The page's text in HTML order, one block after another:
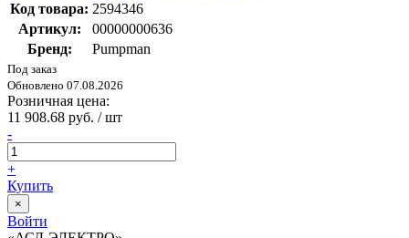
Код товара: 2594346
Артикул:
00000000636
Бренд:
Pumpman
Под заказ
Обновлено 07.08.2026
Розничная цена:
11 908.68 руб. / шт
-
+
Купить
×
Войти